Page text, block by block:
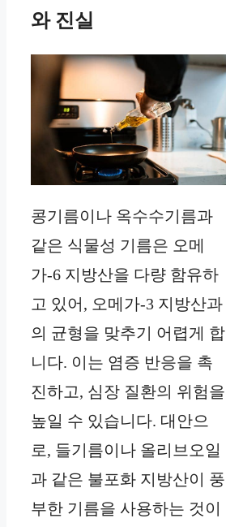
와 진실
콩기름이나 옥수수기름과
같은 식물성 기름은 오메
가-6 지방산을 다량 함유하
고 있어, 오메가-3 지방산과
의 균형을 맞추기 어렵게 합
니다. 이는 염증 반응을 촉
진하고, 심장 질환의 위험을
높일 수 있습니다. 대안으
로, 들기름이나 올리브오일
과 같은 불포화 지방산이 풍
부한 기름을 사용하는 것이